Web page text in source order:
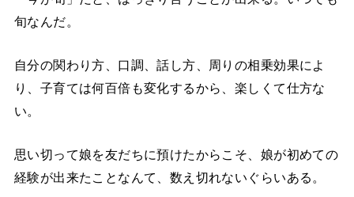
旬なんだ。
自分の関わり方、口調、話し方、周りの相乗効果によ
り、子育ては何百倍も変化するから、楽しくて仕方な
い。
思い切って娘を友だちに預けたからこそ、娘が初めての
経験が出来たことなんて、数え切れないぐらいある。